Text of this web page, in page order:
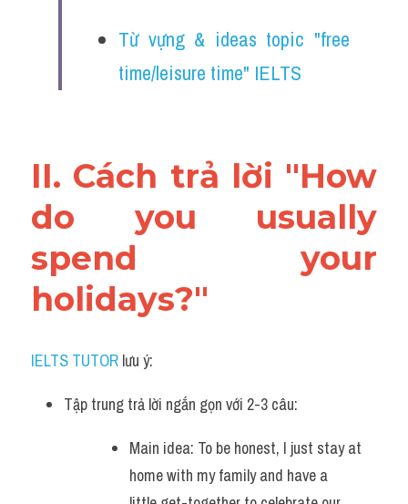
Từ vựng & ideas topic "free
time/leisure time" IELTS
II. Cách trả lời "How
do you usually
spend your
holidays?"
IELTS TUTOR lưu ý:
Tập trung trả lời ngắn gọn với 2-3 câu:
Main idea: To be honest, I just stay at
home with my family and have a